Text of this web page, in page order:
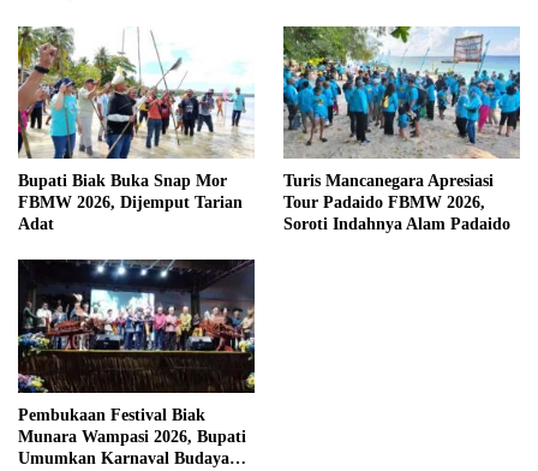
Bupati Biak Buka Snap Mor
FBMW 2026, Dijemput Tarian
Adat
Turis Mancanegara Apresiasi
Tour Padaido FBMW 2026,
Soroti Indahnya Alam Padaido
Pembukaan Festival Biak
Munara Wampasi 2026, Bupati
Umumkan Karnaval Budaya